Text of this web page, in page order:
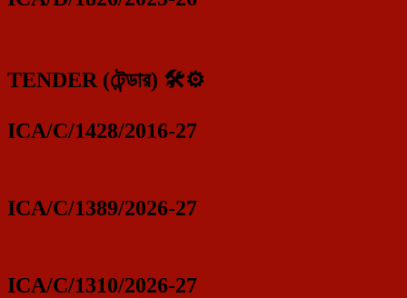
TENDER (টেন্ডার) 🛠️⚙️
ICA/C/1428/2016-27
ICA/C/1389/2026-27
ICA/C/1310/2026-27